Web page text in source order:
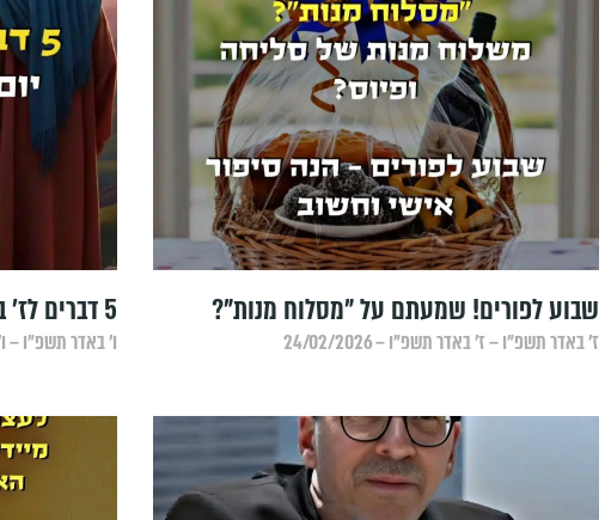
שבוע לפורים! שמעתם על "מסלוח מנות"?
ז׳ באדר תשפ״ו – ז׳ באדר תשפ״ו – 24/02/2026
5 דברים לז' באדר
ו׳ באדר תשפ״ו – ו׳